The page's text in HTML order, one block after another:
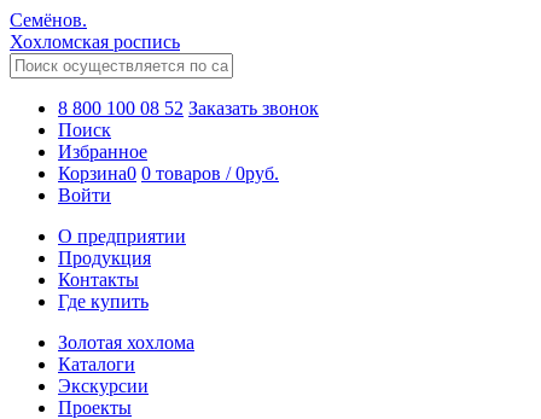
Семёнов.
Хохломская роспись
8 800 100 08 52 Заказать звонок
Поиск
Избранное
Корзина0 0 товаров /0руб.
Войти
О предприятии
Продукция
Контакты
Где купить
Золотая хохлома
Каталоги
Экскурсии
Проекты